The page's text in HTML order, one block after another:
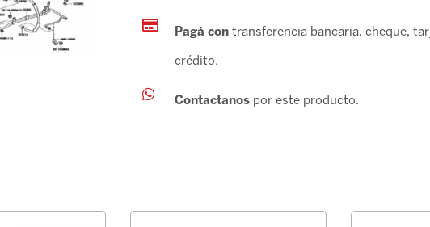
Pagá contransferencia bancaria, cheque,
crédito.
Contactanospor este producto.